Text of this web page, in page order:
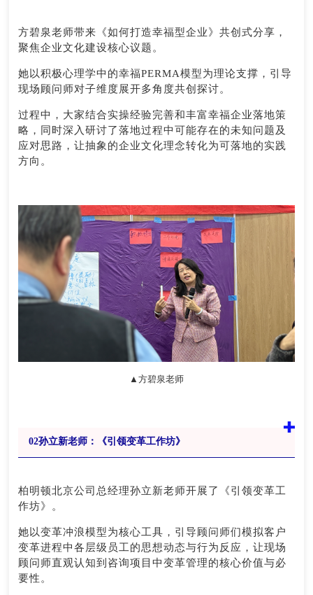
方碧泉老师带来《如何打造幸福型企业》共创式分享，
聚焦企业文化建设核心议题。
她以积极心理学中的幸福PERMA模型为理论支撑，引导
现场顾问师对子维度展开多角度共创探讨。
过程中，大家结合实操经验完善和丰富幸福企业落地策
略，同时深入研讨了落地过程中可能存在的未知问题及
应对思路，让抽象的企业文化理念转化为可落地的实践
方向。
▲方碧泉老师
02孙立新老师：《引领变革工作坊》
柏明顿北京公司总经理孙立新老师开展了《引领变革工
作坊》。
她以变革冲浪模型为核心工具，引导顾问师们模拟客户
变革进程中各层级员工的思想动态与行为反应，让现场
顾问师直观认知到咨询项目中变革管理的核心价值与必
要性。